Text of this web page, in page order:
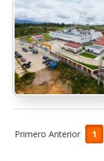
Primero Anterior 1